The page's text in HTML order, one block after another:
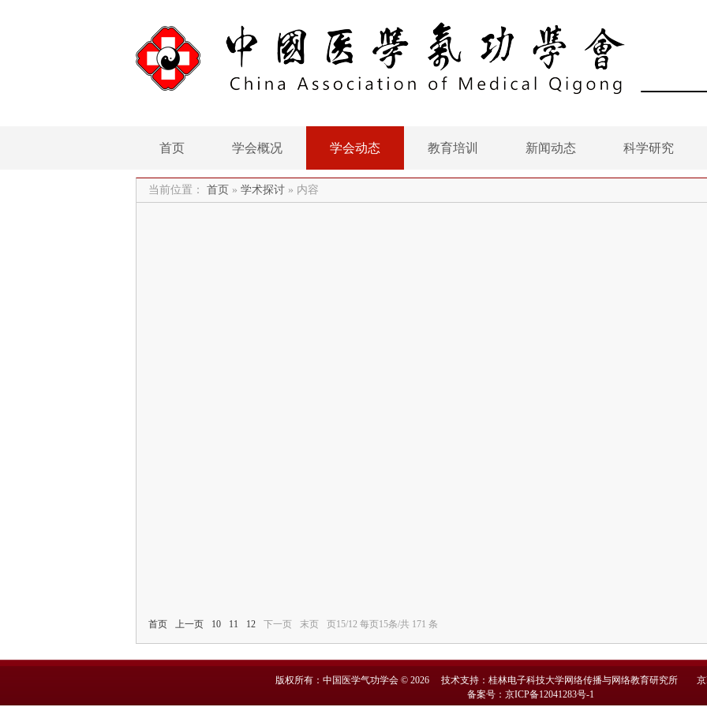
首页 学会概况 学会动态 教育培训 新闻动态 科学研究
当前位置： 首页 » 学术探讨 » 内容
首页 上一页 10 11 12 下一页 末页 页15/12 每页15条/共 171 条
版权所有：中国医学气功学会 © 2026 技术支持：桂林电子科技大学网络传播与网络教育研究所
备案号：京ICP备12041283号-1